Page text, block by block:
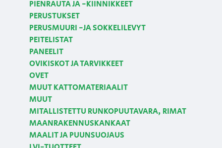
PIENRAUTA JA -KIINNIKKEET
PERUSTUKSET
PERUSMUURI -JA SOKKELILEVYT
PEITELISTAT
PANEELIT
OVIKISKOT JA TARVIKKEET
OVET
MUUT KATTOMATERIAALIT
MUUT
MITALLISTETTU RUNKOPUUTAVARA, RIMAT
MAANRAKENNUSKANKAAT
MAALIT JA PUUNSUOJAUS